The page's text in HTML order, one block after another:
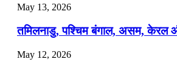
📝 डेली करेंट अफेयर्स: 16-18 जुलाई
July 16, 2026
📝 डेली करेंट अफेयर्स: 13-15 जुलाई
May 13, 2026
तमिलनाडु, पश्चिम बंगाल, असम, केरल
May 12, 2026